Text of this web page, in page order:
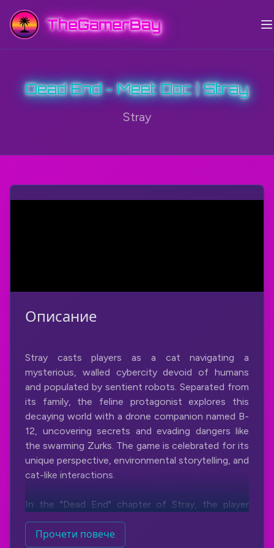
TheGamerBay
Dead End - Meet Doc | Stray
Stray
Описание
Stray casts players as a cat navigating a
mysterious, walled cybercity devoid of humans
and populated by sentient robots. Separated from
its family, the feline protagonist explores this
decaying world with a drone companion named B-
12, uncovering secrets and evading dangers like
the swarming Zurks. The game is celebrated for its
unique perspective, environmental storytelling, and
cat-like interactions.
In the "Dead End" chapter of Stray, the player
encounters Doc, a brilliant scientist and father,
trapped by his own ambition. Doc, a member of
Прочети повече